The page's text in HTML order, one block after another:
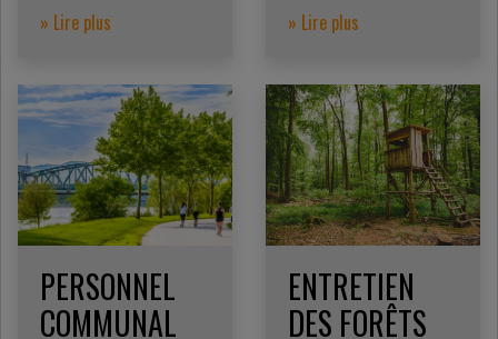
» Lire plus
» Lire plus
PERSONNEL
COMMUNAL
ENTRETIEN
DES FORÊTS